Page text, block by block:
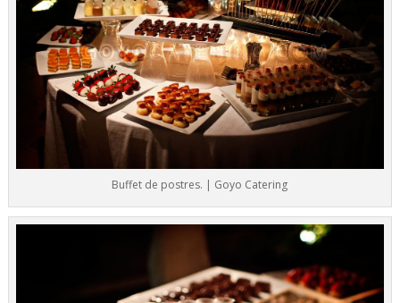
Buffet de postres. | Goyo Catering